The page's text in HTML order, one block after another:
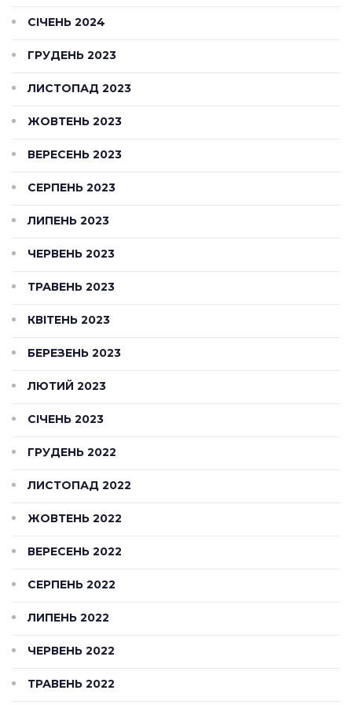
СІЧЕНЬ 2024
ГРУДЕНЬ 2023
ЛИСТОПАД 2023
ЖОВТЕНЬ 2023
ВЕРЕСЕНЬ 2023
СЕРПЕНЬ 2023
ЛИПЕНЬ 2023
ЧЕРВЕНЬ 2023
ТРАВЕНЬ 2023
КВІТЕНЬ 2023
БЕРЕЗЕНЬ 2023
ЛЮТИЙ 2023
СІЧЕНЬ 2023
ГРУДЕНЬ 2022
ЛИСТОПАД 2022
ЖОВТЕНЬ 2022
ВЕРЕСЕНЬ 2022
СЕРПЕНЬ 2022
ЛИПЕНЬ 2022
ЧЕРВЕНЬ 2022
ТРАВЕНЬ 2022